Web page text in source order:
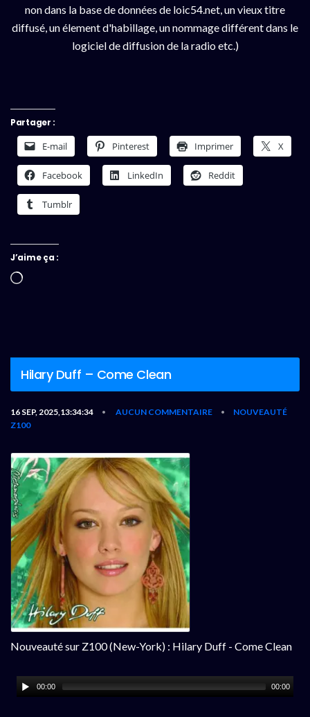
non dans la base de données de loic54.net, un vieux titre
diffusé, un élement d'habillage, un nommage différent dans le
logiciel de diffusion de la radio etc.)
Partager :
E-mail Pinterest Imprimer X
Facebook LinkedIn Reddit
Tumblr
J’aime ça :
Chargement…
Hilary Duff – Come Clean
16 SEP, 2025,13:34:34 • AUCUN COMMENTAIRE •
NOUVEAUTÉ
Z100
Nouveauté sur Z100 (New-York) : Hilary Duff - Come Clean
00:00 00:00